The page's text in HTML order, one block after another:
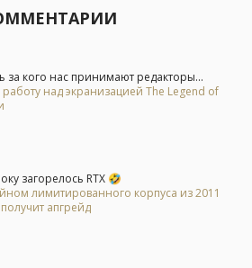
за кого нас принимают редакторы...
над экранизацией The Legend of
загорелось RTX 🤣
лимитированного корпуса из 2011
апгрейд